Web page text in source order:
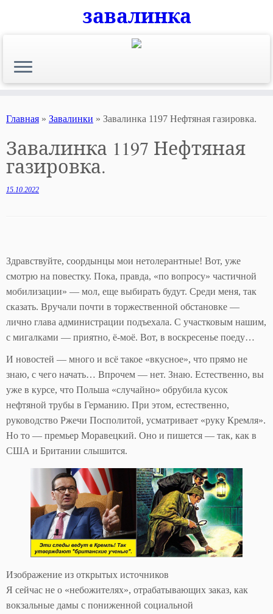
завалинка
Главная » Завалинки » Завалинка 1197 Нефтяная газировка.
Завалинка 1197 Нефтяная
газировка.
15.10.2022
Здравствуйте, соордынцы мои нетолерантные! Вот, уже
смотрю на повестку. Пока, правда, «по вопросу» частичной
мобилизации» — мол, еще выбирать будут. Среди меня, так
сказать. Вручали почти в торжественной обстановке —
лично глава администрации подъехала. С участковым нашим,
с мигалками — приятно, ё-моё. Вот, в воскресенье поеду…
И новостей — много и всё такое «вкусное», что прямо не
знаю, с чего начать… Впрочем — нет. Знаю. Естественно, вы
уже в курсе, что Польша «случайно» обрубила кусок
нефтяной трубы в Германию. При этом, естественно,
руководство Ржечи Посполитой, усматривает «руку Кремля».
Но то — премьер Моравецкий. Оно и пишется — так, как в
США и Британии слышится.
Изображение из открытых источников
Я сейчас не о «небожителях», отрабатывающих заказ, как
вокзальные дамы с пониженной социальной